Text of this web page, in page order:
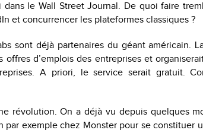
dans le Wall Street Journal. De quoi faire
et concurrencer les plateformes classiques ?
sont déjà partenaires du géant américain.
d’emplois des entreprises et
A priori, le service serait gratuit.
révolution. On a déjà vu depuis quelques
par exemple chez Monster pour se constituer